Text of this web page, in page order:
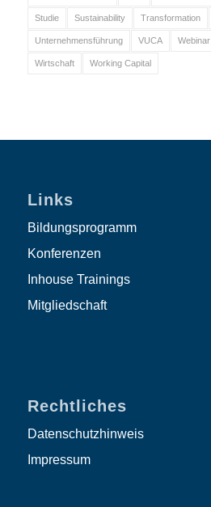
Studie Sustainability Transformation
Unternehmensführung VUCA Webinar
Wirtschaft Working Capital
Links
Bildungsprogramm
Konferenzen
Inhouse Trainings
Mitgliedschaft
Rechtliches
Datenschutzhinweis
Impressum